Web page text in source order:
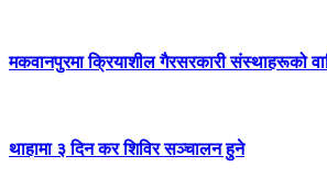
मकवानपुरमा क्रियाशील गैरसरकारी संस्थाहरूको
थाहामा ३ दिन कर शिविर सञ्चालन हुने